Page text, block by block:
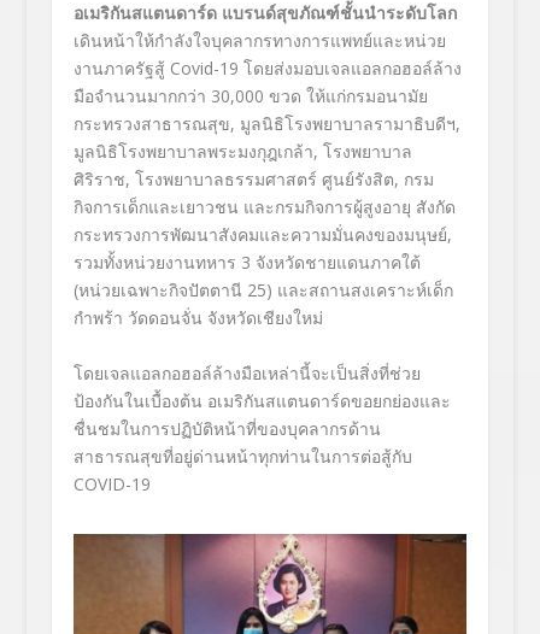
อเมริกันสแตนดาร์ด แบรนด์สุขภัณฑ์ชั้นนำระดับโลก
เดินหน้าให้กำลังใจบุคลากรทางการแพทย์และหน่วย
งานภาครัฐสู้ Covid-19 โดยส่งมอบเจลแอลกอฮอล์ล้าง
มือจำนวนมากกว่า 30,000 ขวด ให้แก่กรมอนามัย
กระทรวงสาธารณสุข, มูลนิธิโรงพยาบาลรามาธิบดีฯ,
มูลนิธิโรงพยาบาลพระมงกุฎเกล้า, โรงพยาบาล
ศิริราช, โรงพยาบาลธรรมศาสตร์ ศูนย์รังสิต, กรม
กิจการเด็กและเยาวชน และกรมกิจการผู้สูงอายุ สังกัด
กระทรวงการพัฒนาสังคมและความมั่นคงของมนุษย์,
รวมทั้งหน่วยงานทหาร 3 จังหวัดชายแดนภาคใต้
(หน่วยเฉพาะกิจปัตตานี 25) และสถานสงเคราะห์เด็ก
กำพร้า วัดดอนจั่น จังหวัดเชียงใหม่
โดยเจลแอลกอฮอล์ล้างมือเหล่านี้จะเป็นสิ่งที่ช่วย
ป้องกันในเบื้องต้น อเมริกันสแตนดาร์ดขอยกย่องและ
ชื่นชมในการปฏิบัติหน้าที่ของบุคลากรด้าน
สาธารณสุขที่อยู่ด่านหน้าทุกท่านในการต่อสู้กับ
COVID-19